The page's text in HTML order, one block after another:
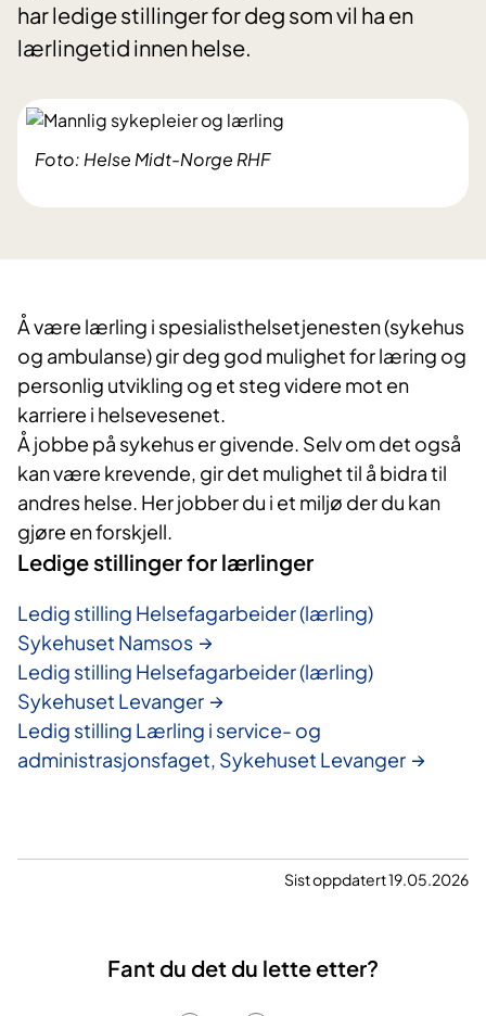
har ledige stillinger for deg som vil ha en
lærlingetid innen helse.
Foto: Helse Midt-Norge RHF
Å være lærling i spesialisthelsetjenesten (sykehus
og ambulanse) gir deg god mulighet for læring og
personlig utvikling og et steg videre mot en
karriere i helsevesenet.
Å jobbe på sykehus er givende. Selv om det også
kan være krevende, gir det mulighet til å bidra til
andres helse. Her jobber du i et miljø der du kan
gjøre en forskjell.
Ledige stillinger for lærlinger
Ledig stilling Helsefagarbeider (lærling)
Sykehuset Namsos
Ledig stilling Helsefagarbeider (lærling)
Sykehuset Levanger
Ledig stilling Lærling i service- og
administrasjonsfaget, Sykehuset Levanger
Sist oppdatert 19.05.2026
Fant du det du lette etter?